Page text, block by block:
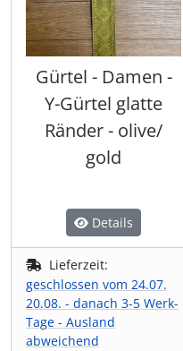
Gürtel - Damen -
Y-Gürtel glatte
Ränder - olive/
gold
Details
Lieferzeit:
geschlossen vom 24.07.
20.08. - danach 3-5 Werk-
Tage - Ausland
abweichend